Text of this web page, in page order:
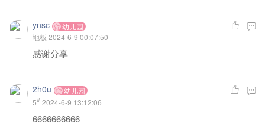
ynsc
幼儿园
地板 2024-6-9 00:07:50
感谢分享
2h0u
幼儿园
5# 2024-6-9 13:12:06
6666666666